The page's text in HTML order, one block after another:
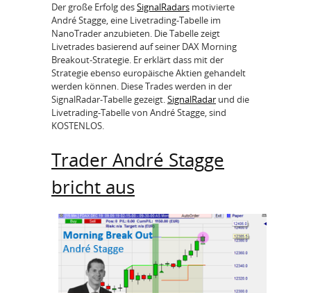
Der große Erfolg desSignalRadars motivierte
André Stagge, eine Livetrading-Tabelle im
NanoTrader anzubieten. Die Tabelle zeigt
Livetrades basierend auf seiner DAX Morning
Breakout-Strategie. Er erklärt dass mit der
Strategie ebenso europäische Aktien gehandelt
werden können. Diese Trades werden in der
SignalRadar-Tabelle gezeigt.SignalRadar und die
Livetrading-Tabelle von André Stagge, sind
KOSTENLOS.
Trader André Stagge
bricht aus